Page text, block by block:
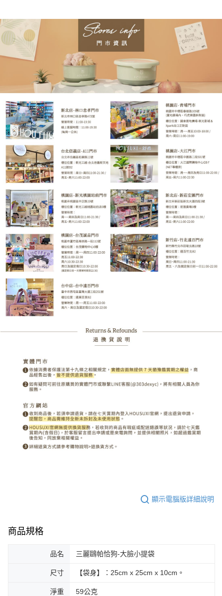
顯示電腦版詳細說明
商品規格
品名 三麗鷗帕恰狗-大臉小提袋
尺寸 【袋身】：25cm x 25cm x 10cm。
淨重 59公克